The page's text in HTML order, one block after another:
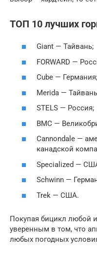
ТОП 10 лучших
Giant — Тайвань;
FORWARD —
Cube — Германия;
Merida —
STELS — Россия;
BMC —
Cannondale —
канадской
Specialized —
Schwinn —
Trek — США.
Покупая бицикл любой
уверенным в том, что
любых погодных